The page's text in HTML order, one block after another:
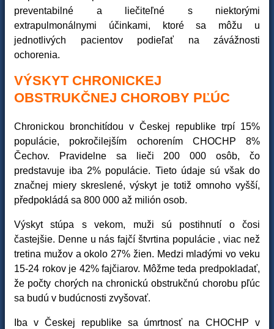
preventabilné a liečiteľné s niektorými
extrapulmonálnymi účinkami, ktoré sa môžu u
jednotlivých pacientov podieľať na závážnosti
ochorenia.
VÝSKYT CHRONICKEJ
OBSTRUKČNEJ CHOROBY PĽÚC
Chronickou bronchitídou v Českej republike trpí 15%
populácie, pokročilejším ochorením CHOCHP 8%
Čechov. Pravidelne sa lieči 200 000 osôb, čo
predstavuje iba 2% populácie. Tieto údaje sú však do
značnej miery skreslené, výskyt je totiž omnoho vyšší,
předpokládá sa 800 000 až milión osob.
Výskyt stúpa s vekom, muži sú postihnutí o čosi
častejšie. Denne u nás fajčí štvrtina populácie , viac než
tretina mužov a okolo 27% žien. Medzi mladými vo veku
15-24 rokov je 42% fajčiarov. Môžme teda predpokladať,
že počty chorých na chronickú obstrukčnú chorobu pľúc
sa budú v budúcnosti zvyšovať.
Iba v Českej republike sa úmrtnosť na CHOCHP v